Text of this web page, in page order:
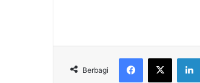
Berbagi
Facebook
X